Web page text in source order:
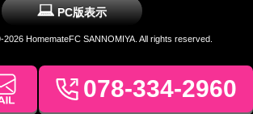
078-334-2960
PC版表示
2026 HomemateFC SANNOMIYA. All rights reserved.